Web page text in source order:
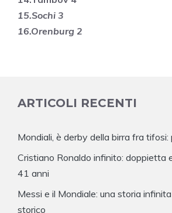
15.Sochi 3
16.Orenburg 2
ARTICOLI RECENTI
Mondiali, è derby della birra fra tifosi:
Cristiano Ronaldo infinito: doppietta
41 anni
Messi e il Mondiale: una storia
storico